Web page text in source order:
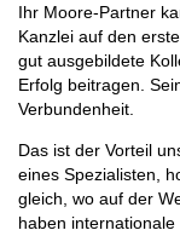
Ihr Moore-Partner
Kanzlei auf den
gut ausgebildete
Erfolg beitragen.
Verbundenheit.
Das ist der Vorteil
eines Spezialisten,
gleich, wo auf der
haben